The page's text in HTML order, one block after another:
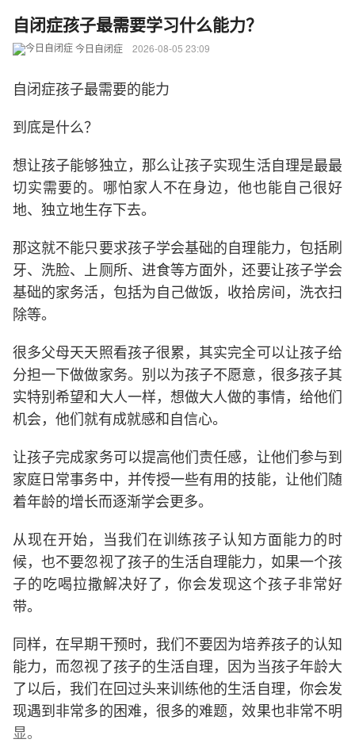
自闭症孩子最需要学习什么能力？
今日自闭症 2026-08-05 23:09
自闭症孩子最需要的能力
到底是什么？
想让孩子能够独立，那么让孩子实现生活自理是最最
切实需要的。哪怕家人不在身边，他也能自己很好
地、独立地生存下去。
那这就不能只要求孩子学会基础的自理能力，包括刷
牙、洗脸、上厕所、进食等方面外，还要让孩子学会
基础的家务活，包括为自己做饭，收拾房间，洗衣扫
除等。
很多父母天天照看孩子很累，其实完全可以让孩子给
分担一下做做家务。别以为孩子不愿意，很多孩子其
实特别希望和大人一样，想做大人做的事情，给他们
机会，他们就有成就感和自信心。
让孩子完成家务可以提高他们责任感，让他们参与到
家庭日常事务中，并传授一些有用的技能，让他们随
着年龄的增长而逐渐学会更多。
从现在开始，当我们在训练孩子认知方面能力的时
候，也不要忽视了孩子的生活自理能力，如果一个孩
子的吃喝拉撒解决好了，你会发现这个孩子非常好
带。
同样，在早期干预时，我们不要因为培养孩子的认知
能力，而忽视了孩子的生活自理，因为当孩子年龄大
了以后，我们在回过头来训练他的生活自理，你会发
现遇到非常多的困难，很多的难题，效果也非常不明
显。